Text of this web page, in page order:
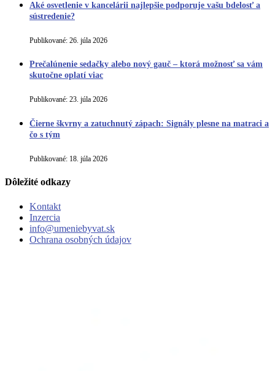
Aké osvetlenie v kancelárii najlepšie podporuje vašu bdelosť a
sústredenie?
Publikované: 26. júla 2026
Prečalúnenie sedačky alebo nový gauč – ktorá možnosť sa vám
skutočne oplatí viac
Publikované: 23. júla 2026
Čierne škvrny a zatuchnutý zápach: Signály plesne na matraci a
čo s tým
Publikované: 18. júla 2026
Dôležité odkazy
Kontakt
Inzercia
info@umeniebyvat.sk
Ochrana osobných údajov